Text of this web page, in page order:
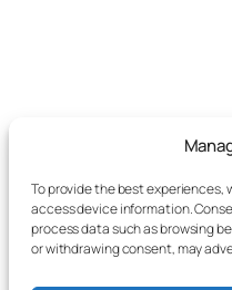
To provide the best experiences,
access device information.
process data such as browsing
or withdrawing consent, may